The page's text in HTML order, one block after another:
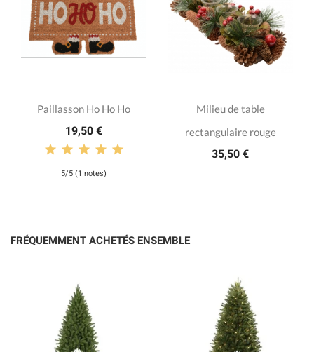
Paillasson Ho Ho Ho
19,50 €
5/5 (1 notes)
Milieu de table
rectangulaire rouge
35,50 €
FRÉQUEMMENT ACHETÉS ENSEMBLE